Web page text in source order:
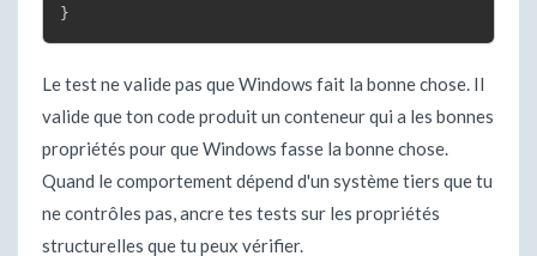
}
Le test ne valide pas que Windows fait la bonne chose. Il
valide que ton code produit un conteneur qui a les bonnes
propriétés pour que Windows fasse la bonne chose.
Quand le comportement dépend d'un système tiers que tu
ne contrôles pas, ancre tes tests sur les propriétés
structurelles que tu peux vérifier.